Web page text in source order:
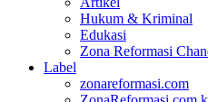
Hukum & Kriminal
Edukasi
Zona Reformasi
Label
zonareformasi.com